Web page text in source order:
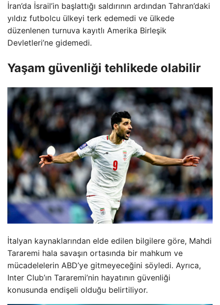
İran’da İsrail’in başlattığı saldırının ardından Tahran’daki
yıldız futbolcu ülkeyi terk edemedi ve ülkede
düzenlenen turnuva kayıtlı Amerika Birleşik
Devletleri’ne gidemedi.
Yaşam güvenliği tehlikede olabilir
İtalyan kaynaklarından elde edilen bilgilere göre, Mahdi
Tararemi hala savaşın ortasında bir mahkum ve
mücadelelerin ABD’ye gitmeyeceğini söyledi. Ayrıca,
Inter Club’ın Tararemi’nin hayatının güvenliği
konusunda endişeli olduğu belirtiliyor.